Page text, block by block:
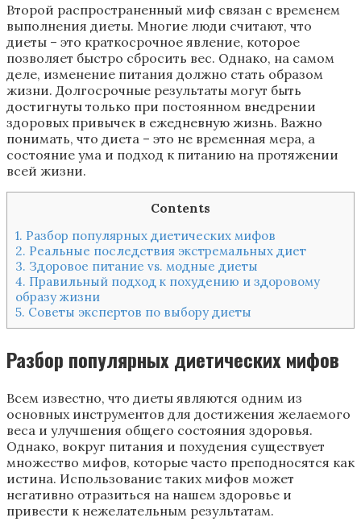
Второй распространенный миф связан с временем
выполнения диеты. Многие люди считают, что
диеты – это краткосрочное явление, которое
позволяет быстро сбросить вес. Однако, на самом
деле, изменение питания должно стать образом
жизни. Долгосрочные результаты могут быть
достигнуты только при постоянном внедрении
здоровых привычек в ежедневную жизнь. Важно
понимать, что диета – это не временная мера, а
состояние ума и подход к питанию на протяжении
всей жизни.
Contents
1. Разбор популярных диетических мифов
2. Реальные последствия экстремальных диет
3. Здоровое питание vs. модные диеты
4. Правильный подход к похудению и здоровому
образу жизни
5. Советы экспертов по выбору диеты
Разбор популярных диетических мифов
Всем известно, что диеты являются одним из
основных инструментов для достижения желаемого
веса и улучшения общего состояния здоровья.
Однако, вокруг питания и похудения существует
множество мифов, которые часто преподносятся как
истина. Использование таких мифов может
негативно отразиться на нашем здоровье и
привести к нежелательным результатам.